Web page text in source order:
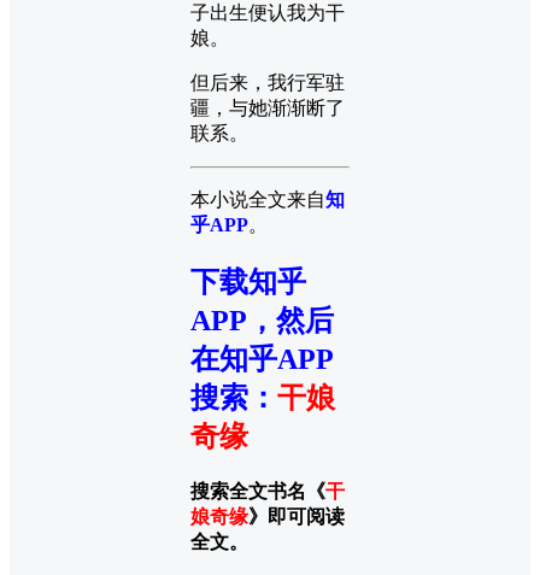
子出生便认我为干
娘。
但后来，我行军驻
疆，与她渐渐断了
联系。
本小说全文来自知
乎APP。
下载知乎
APP，然后
在知乎APP
搜索 ： 干娘
奇缘
搜索全文书名《干
娘奇缘》即可阅读
全文。